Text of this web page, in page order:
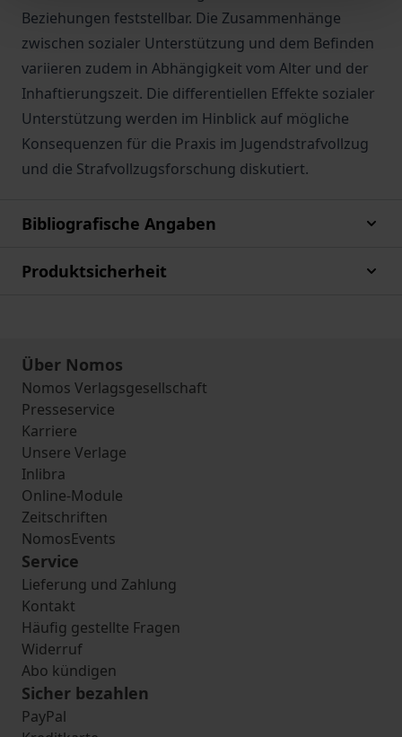
Beziehungen feststellbar. Die Zusammenhänge
zwischen sozialer Unterstützung und dem Befinden
variieren zudem in Abhängigkeit vom Alter und der
Inhaftierungszeit. Die differentiellen Effekte sozialer
Unterstützung werden im Hinblick auf mögliche
Konsequenzen für die Praxis im Jugendstrafvollzug
und die Strafvollzugsforschung diskutiert.
Bibliografische Angaben
Produktsicherheit
Über Nomos
Nomos Verlagsgesellschaft
Presseservice
Karriere
Unsere Verlage
Inlibra
Online-Module
Zeitschriften
NomosEvents
Service
Lieferung und Zahlung
Kontakt
Häufig gestellte Fragen
Widerruf
Abo kündigen
Sicher bezahlen
PayPal